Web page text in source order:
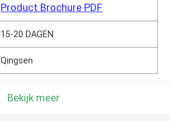
Product Brochure PDF
15-20 DAGEN
Qingsen
Bekijk meer